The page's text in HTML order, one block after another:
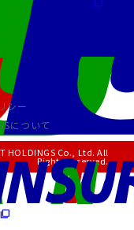
シー
について
HOLDINGS Co., Ltd. All
Rights Reserved.